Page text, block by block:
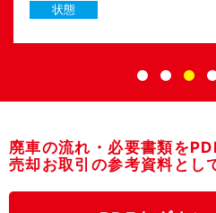
状態
廃車の流れ・必要書類を
売却お取引の参考資料とし